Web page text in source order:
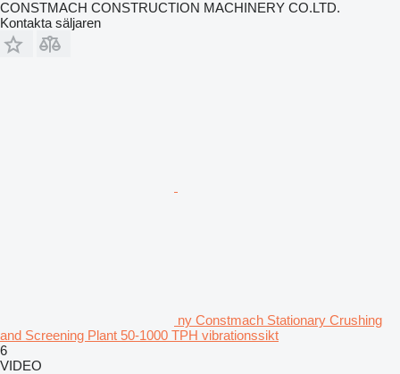
CONSTMACH CONSTRUCTION MACHINERY CO.LTD.
Kontakta säljaren
ny Constmach Stationary Crushing
and Screening Plant 50-1000 TPH vibrationssikt
6
VIDEO